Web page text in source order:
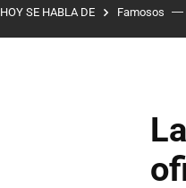
HOY SE HABLA DE Famosos